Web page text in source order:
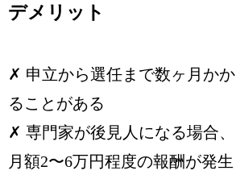
デメリット
✗ 申立から選任まで数ヶ月かか
ることがある
✗ 専門家が後見人になる場合、
月額2〜6万円程度の報酬が発生